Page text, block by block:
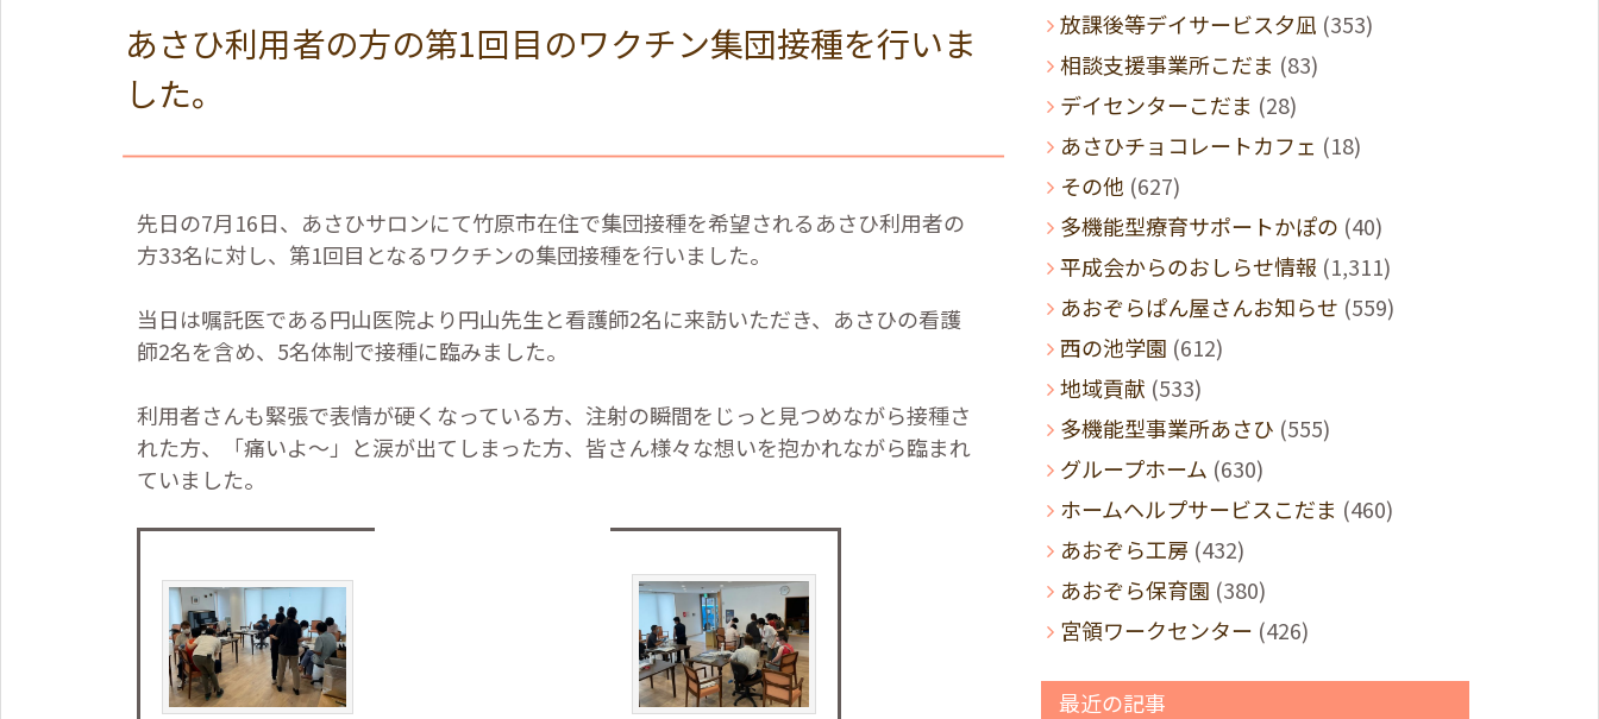
あさひ利用者の方の第1回目のワクチン集団接種を行いま
した。
先日の7月16日、あさひサロンにて竹原市在住で集団接種を希望されるあさひ利用者の
方33名に対し、第1回目となるワクチンの集団接種を行いました。
当日は嘱託医である円山医院より円山先生と看護師2名に来訪いただき、あさひの看護
師2名を含め、 5名体制で接種に臨みました。
利用者さんも緊張で表情が硬くなっている方、注射の瞬間をじっと見つめながら接種さ
れた方、「痛いよ～」と涙が出てしまった方、皆さん様々な想いを抱かれながら臨まれ
ていました。
放課後等デイサービス夕凪 (353)
相談支援事業所こだま (83)
デイセンターこだま (28)
あさひチョコレートカフェ (18)
その他 (627)
多機能型療育サポートかぽの (40)
平成会からのおしらせ情報 (1,311)
あおぞらぱん屋さんお知らせ (559)
西の池学園 (612)
地域貢献 (533)
多機能型事業所あさひ (555)
グループホーム (630)
ホームヘルプサービスこだま (460)
あおぞら工房 (432)
あおぞら保育園 (380)
宮領ワークセンター (426)
最近の記事